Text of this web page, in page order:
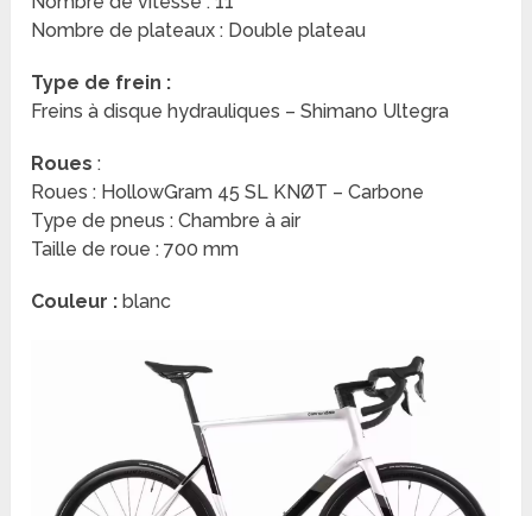
Nombre de plateaux : Double plateau
Type de frein :
Freins à disque hydrauliques – Shimano Ultegra
Roues :
Roues : HollowGram 45 SL KNØT – Carbone
Type de pneus : Chambre à air
Taille de roue : 700 mm
Couleur : blanc